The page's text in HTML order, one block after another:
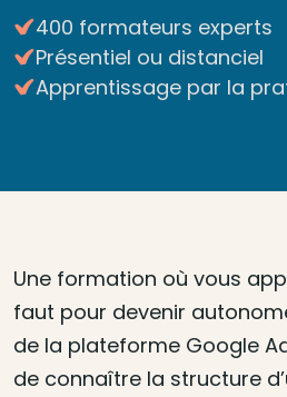
400 formateurs experts
Présentiel ou distanciel
Apprentissage par la
Une formation où vous
faut pour devenir
de la plateforme Google
de connaître la structure